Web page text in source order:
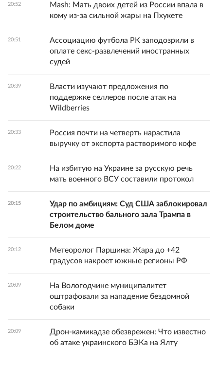
20:52
Mash: Мать двоих детей из России впала в
кому из-за сильной жары на Пхукете
20:51
Ассоциацию футбола РК заподозрили в
оплате секс-развлечений иностранных
судей
20:39
Власти изучают предложения по
поддержке селлеров после атак на
Wildberries
20:33
Россия почти на четверть нарастила
выручку от экспорта растворимого кофе
20:22
На избитую на Украине за русскую речь
мать военного ВСУ составили протокол
20:15
Удар по амбициям: Суд США заблокировал
строительство бального зала Трампа в
Белом доме
20:12
Метеоролог Паршина: Жара до +42
градусов накроет южные регионы РФ
20:09
На Вологодчине муниципалитет
оштрафовали за нападение бездомной
собаки
20:09
Дрон-камикадзе обезврежен: Что известно
об атаке украинского БЭКа на Ялту